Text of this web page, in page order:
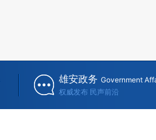
雄安政务 Government
权威发布 民声前沿